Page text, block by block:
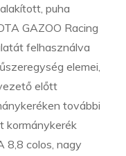
puha
GAZOO Racing
felhasználva
elemei,
előtt
további
kormánykerék
8,8 colos, nagy